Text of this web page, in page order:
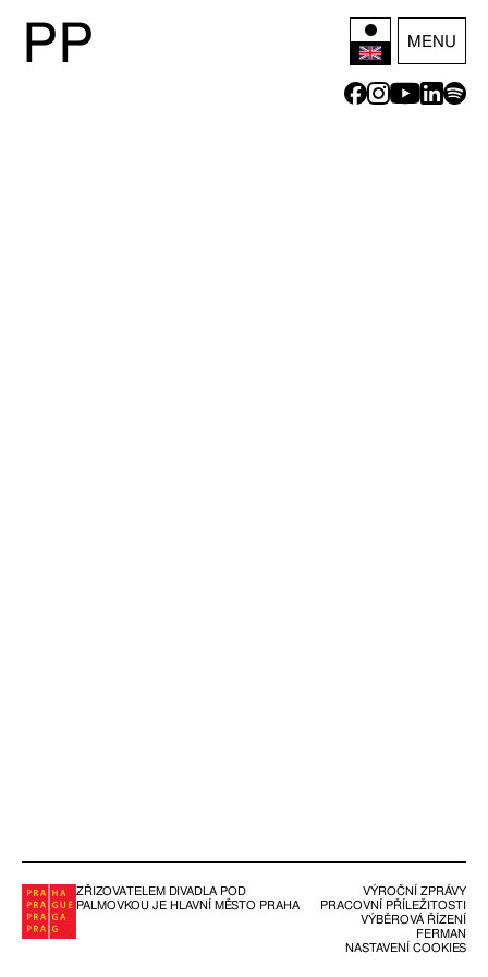
PP MENU
ZŘIZOVATELEM DIVADLA POD
PALMOVKOU JE HLAVNÍ MĚSTO PRAHA
VÝROČNÍ ZPRÁVY
PRACOVNÍ PŘÍLEŽITOSTI
VÝBĚROVÁ ŘÍZENÍ
FERMAN
NASTAVENÍ COOKIES